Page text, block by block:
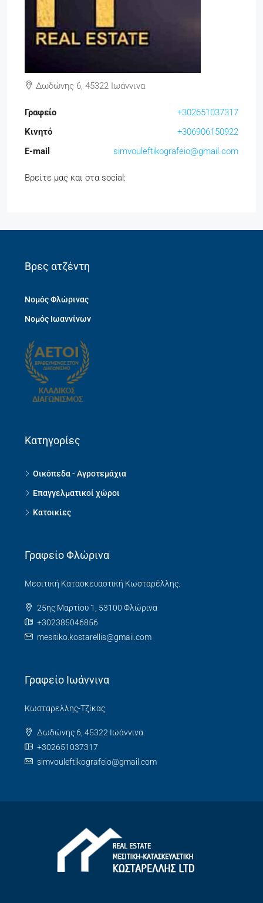
Δωδώνης 6, 45322 Ιωάννινα
Γραφείο
+302651037317
Κινητό
+306906150922
E-mail
simvouleftikografeio@gmail.com
Βρείτε μας και στα social:
Βρες ατζέντη
Νομός Φλώρινας
Νομός Ιωαννίνων
Κατηγορίες
Οικόπεδα - Αγροτεμάχια
Επαγγελματικοί χώροι
Κατοικίες
Γραφείο Φλώρινα
Μεσιτική Κατασκευαστική Κωσταρέλλης.
25ης Μαρτίου 1, 53100 Φλώρινα
+302385046856
mesitiko.kostarellis@gmail.com
Γραφείο Ιωάννινα
Κωσταρελλης-Τζίκας
Δωδώνης 6, 45322 Ιωάννινα
+302651037317
simvouleftikografeio@gmail.com